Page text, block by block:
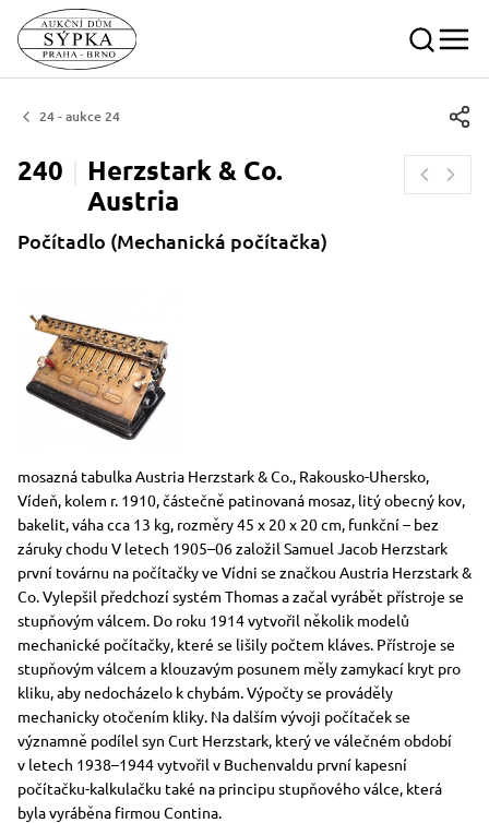
24 - aukce 24
240
Herzstark & Co.
Austria
Počítadlo (Mechanická počítačka)
Rozměry
Stručný popis předmětu
mosazná tabulka Austria Herzstark & Co., Rakousko-Uhersko,
Vídeň, kolem r. 1910, částečně patinovaná mosaz, litý obecný kov,
bakelit, váha cca 13 kg, rozměry 45 x 20 x 20 cm, funkční – bez
záruky chodu V letech 1905–06 založil Samuel Jacob Herzstark
první továrnu na počítačky ve Vídni se značkou Austria Herzstark &
Co. Vylepšil předchozí systém Thomas a začal vyrábět přístroje se
stupňovým válcem. Do roku 1914 vytvořil několik modelů
mechanické počítačky, které se lišily počtem kláves. Přístroje se
stupňovým válcem a klouzavým posunem měly zamykací kryt pro
kliku, aby nedocházelo k chybám. Výpočty se prováděly
mechanicky otočením kliky. Na dalším vývoji počítaček se
významně podílel syn Curt Herzstark, který ve válečném období
v letech 1938–1944 vytvořil v Buchenvaldu první kapesní
počítačku-kalkulačku také na principu stupňového válce, která
byla vyráběna firmou Contina.